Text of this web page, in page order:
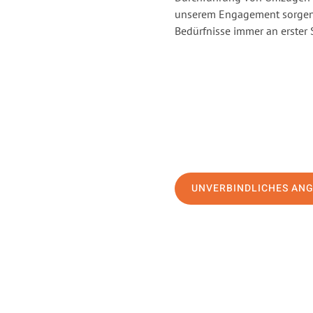
unserem Engagement
Bedürfnisse immer an erster
UNVERBINDLICHES